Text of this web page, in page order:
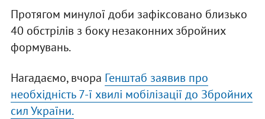
Протягом минулої доби зафіксовано близько
40 обстрілів з боку незаконних збройних
формувань.
Нагадаємо, вчора Генштаб заявив про
необхідність 7-ї хвилі мобілізації до Збройних
сил України.